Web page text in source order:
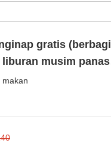
gratis (berbagi
musim panas
makan